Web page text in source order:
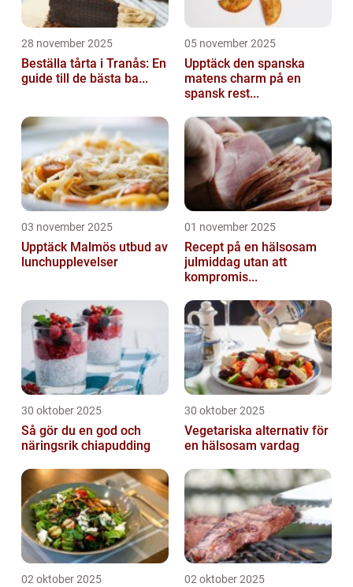
28 november 2025
Beställa tårta i Tranås: En
guide till de bästa ba...
05 november 2025
Upptäck den spanska
matens charm på en
spansk rest...
03 november 2025
Upptäck Malmös utbud av
lunchupplevelser
01 november 2025
Recept på en hälsosam
julmiddag utan att
kompromis...
30 oktober 2025
Så gör du en god och
näringsrik chiapudding
30 oktober 2025
Vegetariska alternativ för
en hälsosam vardag
02 oktober 2025 02 oktober 2025